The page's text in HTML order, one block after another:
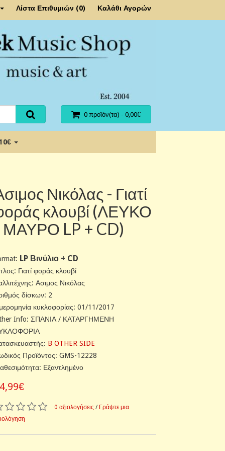
Λίστα Επιθυμιών (0) Καλάθι Αγορών
0 προϊόν(τα) - 0,00€
Νικόλας - Γιατί
κλουβί (ΛΕΥΚΟ
ΜΑΥΡΟ LP + CD)
LP Βινύλιο + CD
Γιατί φοράς κλουβί
Ασιμος Νικόλας
δίσκων: 2
κυκλοφορίας: 01/11/2017
Info: ΣΠΑΝΙΑ / ΚΑΤΑΡΓΗΜΕΝΗ
B OTHER SIDE
Προϊόντος: GMS-12228
Εξαντλημένο
0 αξιολογήσεις / Γράψτε μια